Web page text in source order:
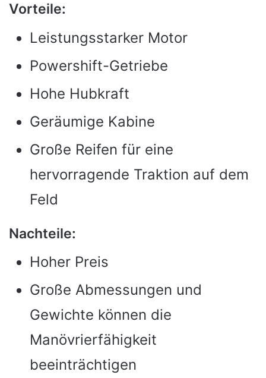
Vorteile:
Leistungsstarker Motor
Powershift-Getriebe
Hohe Hubkraft
Geräumige Kabine
Große Reifen für eine
hervorragende Traktion auf dem
Feld
Nachteile:
Hoher Preis
Große Abmessungen und
Gewichte können die
Manövrierfähigkeit
beeinträchtigen